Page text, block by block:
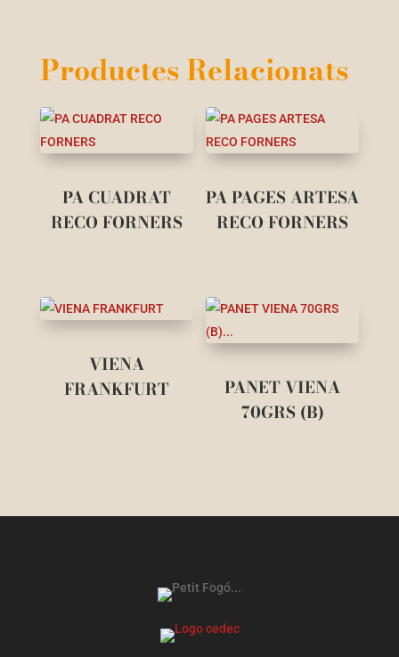
Productes Relacionats
PA CUADRAT
RECO FORNERS
PA PAGES ARTESA
RECO FORNERS
VIENA
FRANKFURT
PANET VIENA
70GRS (B)